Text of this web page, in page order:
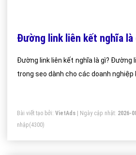
Đường link liên kết nghĩa là
Đường link liên kết nghĩa là gì? Đường
trong seo dành cho các doanh nghiệp
Bài viết tạo bởi: VietAds | Ngày cập nhật: 2026-
nhập(4300)